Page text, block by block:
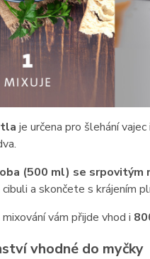
je určena pro šlehání
(500 ml) se srpovitým
cibuli a skončete s krájením
vám přijde vhod i
vhodné do myčky